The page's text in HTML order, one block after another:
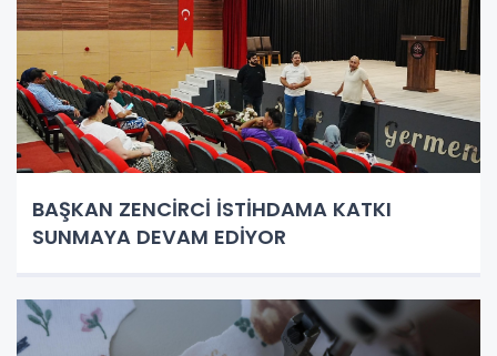
BAŞKAN ZENCİRCİ İSTİHDAMA KATKI
SUNMAYA DEVAM EDİYOR